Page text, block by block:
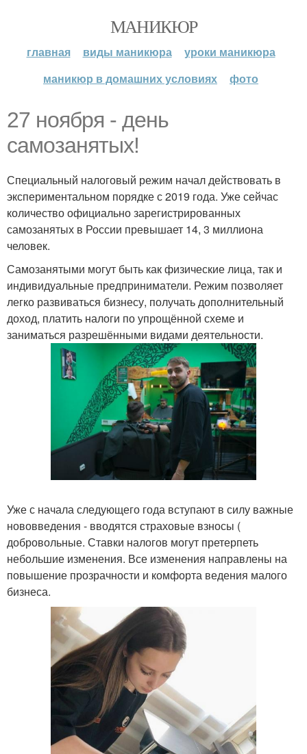
МАНИКЮР
главная виды маникюра
уроки маникюра
маникюр в домашних условиях
фото
27 ноября - день
самозанятых!
Специальный налоговый режим начал действовать в
экспериментальном порядке с 2019 года. Уже сейчас
количество официально зарегистрированных
самозанятых в России превышает 14, 3 миллиона
человек.
Самозанятыми могут быть как физические лица, так и
индивидуальные предприниматели. Режим позволяет
легко развиваться бизнесу, получать дополнительный
доход, платить налоги по упрощённой схеме и
заниматься разрешёнными видами деятельности.
Уже с начала следующего года вступают в силу важные
нововведения - вводятся страховые взносы (
добровольные. Ставки налогов могут претерпеть
небольшие изменения. Все изменения направлены на
повышение прозрачности и комфорта ведения малого
бизнеса.